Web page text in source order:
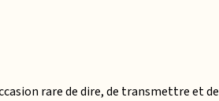
rare de dire, de transmettre et de